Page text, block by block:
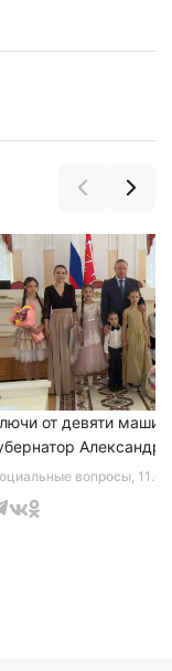
вопросы,
от девяти машин
Александр